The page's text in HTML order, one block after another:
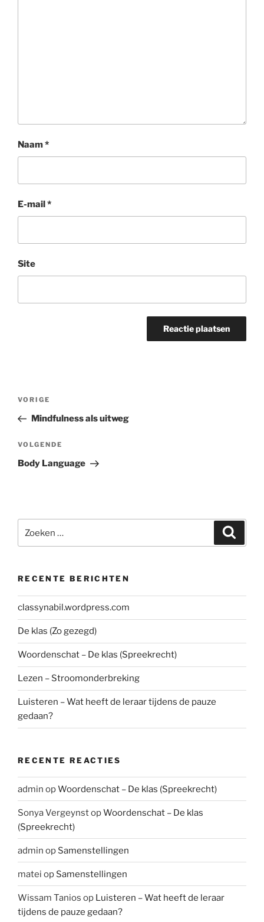
Naam*
E-mail *
Site
Bericht
Vorig
bericht
VORIGE
Mindfulness als uitweg
Volgend
bericht
VOLGENDE
Body Language
naar:
RECENTE BERICHTEN
classynabil.wordpress.com
De klas (Zo gezegd)
Woordenschat – De klas (Spreekrecht)
Lezen – Stroomonderbreking
Luisteren – Wat heeft de leraar tijdens de pauze
gedaan?
RECENTE REACTIES
admin opWoordenschat – De klas (Spreekrecht)
Sonya VergeynstopWoordenschat – De klas
(Spreekrecht)
admin op Samenstellingen
matei op Samenstellingen
Wissam Tanios op Luisteren – Wat heeft de leraar
tijdens de pauze gedaan?